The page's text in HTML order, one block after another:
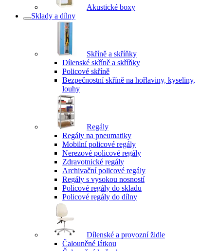
Akustické boxy
Sklady a dílny
Skříně a skříňky
Dílenské skříně a skříňky
Policové skříně
Bezpečnostní skříně na hořlaviny, kyseliny,
louhy
Regály
Regály na pneumatiky
Mobilní policové regály
Nerezové policové regály
Zdravotnické regály
Archivační policové regály
Regály s vysokou nosností
Policové regály do skladu
Policové regály do dílny
Dílenské a provozní židle
Čalouněné látkou